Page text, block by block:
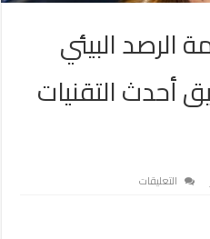
البيئي
أحدث التقنيات
التعليقات